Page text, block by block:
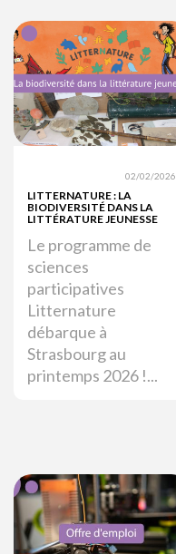
02/02/2026
LITTERNATURE : LA
BIODIVERSITÉ DANS LA
LITTÉRATURE JEUNESSE
Le programme de
sciences
participatives
Litternature
débarque à
Strasbourg au
printemps 2026 !...